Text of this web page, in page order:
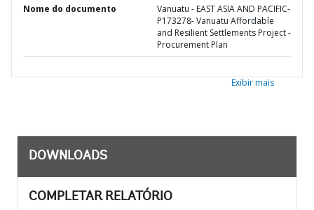
Nome do documento
Vanuatu - EAST ASIA AND PACIFIC-
P173278- Vanuatu Affordable
and Resilient Settlements Project -
Procurement Plan
Exibir mais
DOWNLOADS
COMPLETAR RELATÓRIO